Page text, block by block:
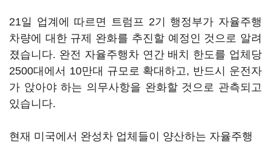
21일 업계에 따르면 트럼프 2기 행정부가 자율주행
차량에 대한 규제 완화를 추진할 예정인 것으로 알려
졌습니다. 완전 자율주행차 연간 배치 한도를 업체당
2500대에서 10만대 규모로 확대하고, 반드시 운전자
가 앉아야 하는 의무사항을 완화할 것으로 관측되고
있습니다.
현재 미국에서 완성차 업체들이 양산하는 자율주행